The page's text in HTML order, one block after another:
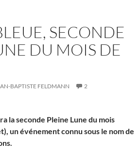
SECONDE
DU MOIS DE
BAPTISTE FELDMANN
2
la seconde Pleine Lune du mois
un événement connu sous le nom de